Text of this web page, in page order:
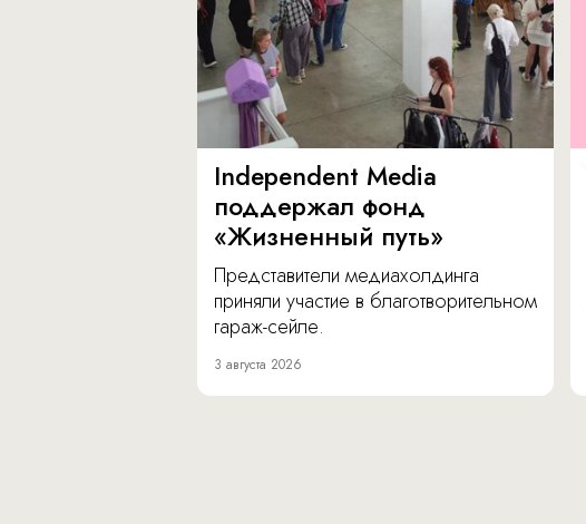
Independent Media
поддержал фонд
«Жизненный путь»
Представители медиахолдинга
приняли участие в благотворительном
гараж-сейле.
3 августа 2026